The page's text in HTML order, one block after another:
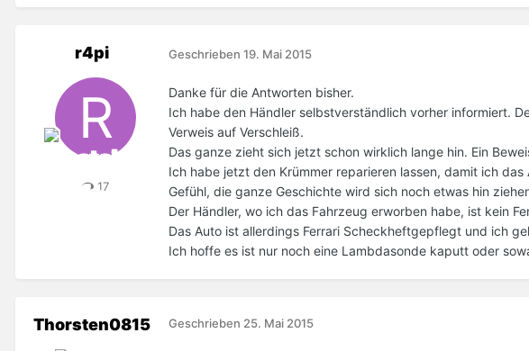
r4pi
17
Geschrieben 19. Mai 2015
Danke für die Antworten bisher.
Ich habe den Händler selbstverständlich vorher informiert.
Verweis auf Verschleiß.
Das ganze zieht sich jetzt schon wirklich lange hin. Ein
Ich habe jetzt den Krümmer reparieren lassen, damit ich
Gefühl, die ganze Geschichte wird sich noch etwas hin
Der Händler, wo ich das Fahrzeug erworben habe, ist kein
Das Auto ist allerdings Ferrari Scheckheftgepflegt und ich
Ich hoffe es ist nur noch eine Lambdasonde kaputt oder
Thorsten0815 Geschrieben 25. Mai 2015